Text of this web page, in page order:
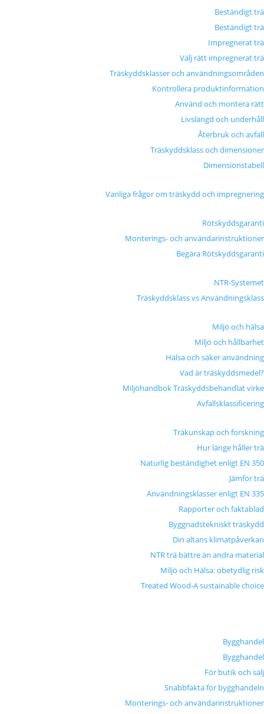
Beständigt trä
Beständigt trä
Impregnerat trä
Välj rätt impregnerat trä
Träskyddsklasser och användningsområden
Kontrollera produktinformation
Använd och montera rätt
Livslängd och underhåll
Återbruk och avfall
Träskyddsklass och dimensioner
Dimensionstabell
Vanliga frågor om träskydd och impregnering
Rötskyddsgaranti
Monterings- och användarinstruktioner
Begära Rötskyddsgaranti
NTR-Systemet
Träskyddsklass vs Användningsklass
Miljö och hälsa
Miljö och hållbarhet
Hälsa och säker användning
Vad är träskyddsmedel?
Miljöhandbok Träskyddsbehandlat virke
Avfallsklassificering
Träkunskap och forskning
Hur länge håller trä
Naturlig beständighet enligt EN 350
Jämför trä
Användningsklasser enligt EN 335
Rapporter och faktablad
Byggnadstekniskt träskydd
Din altans klimatpåverkan
NTR trä bättre än andra material
Miljö och Hälsa: obetydlig risk
Treated Wood-A sustainable choice
Bygghandel
Bygghandel
För butik och sälj
Snabbfakta för bygghandeln
Monterings- och användarinstruktioner